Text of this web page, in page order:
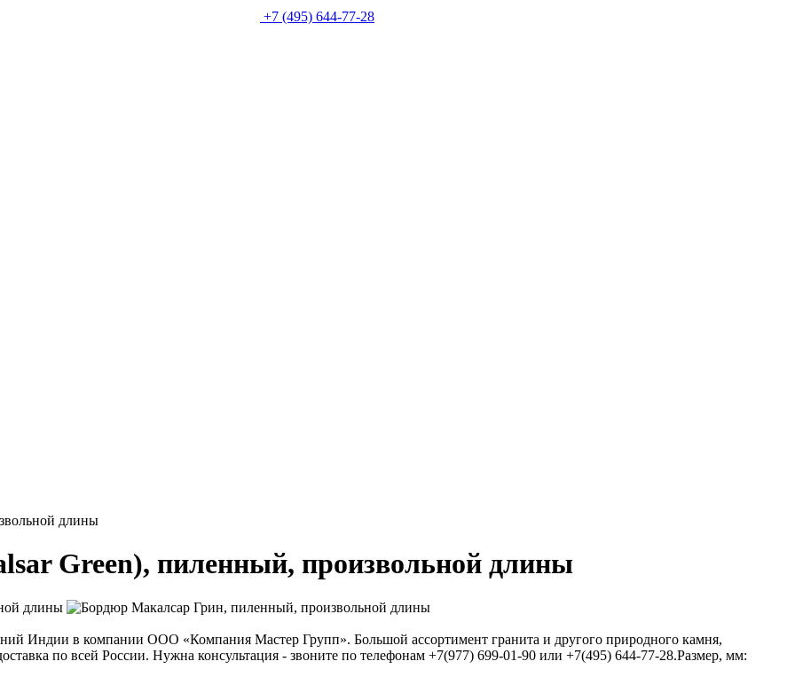
+7 (495) 644-77-28
длины
Green), пиленный, произвольной длины
длины
Индии в компании ООО «Компания Мастер Групп». Большой ассортимент гранита и другого природного камня,
по всей России. Нужна консультация - звоните по телефонам +7(977) 699-01-90 или +7(495) 644-77-28.Размер, мм: